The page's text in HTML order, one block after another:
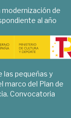
modernización de
al año
las pequeñas y
marco del Plan de
Convocatoria